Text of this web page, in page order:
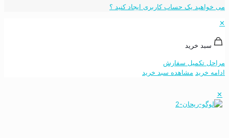
می خواهید یک حساب کاربری ایجاد کنید ؟
✕
سبد خرید
مراحل تکمیل سفارش
ادامه خرید مشاهده سبد خرید
✕